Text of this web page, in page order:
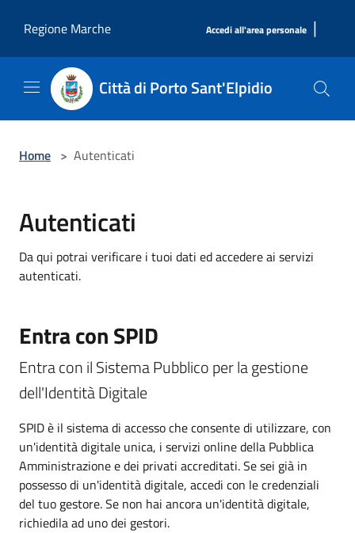
Regione Marche
Accedi all'area personale |
Città di Porto Sant'Elpidio
Home > Autenticati
Autenticati
Da qui potrai verificare i tuoi dati ed accedere ai servizi
autenticati.
Entra con SPID
Entra con il Sistema Pubblico per la gestione
dell'Identità Digitale
SPID è il sistema di accesso che consente di utilizzare, con
un'identità digitale unica, i servizi online della Pubblica
Amministrazione e dei privati accreditati. Se sei già in
possesso di un'identità digitale, accedi con le credenziali
del tuo gestore. Se non hai ancora un'identità digitale,
richiedila ad uno dei gestori.